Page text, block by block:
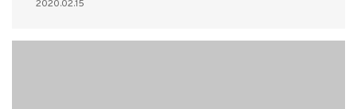
2020.02.15